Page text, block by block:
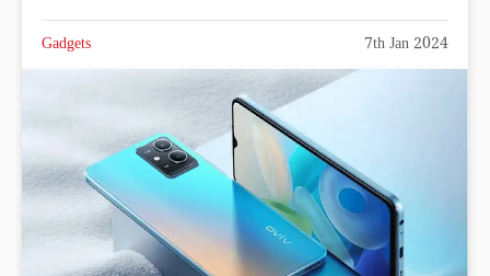
Gadgets 7th Jan 2024